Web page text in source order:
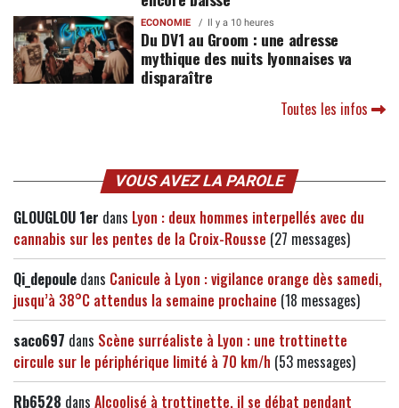
ECONOMIE Il y a 10 heures
Du DV1 au Groom : une adresse
mythique des nuits lyonnaises va
disparaître
Toutes les infos
VOUS AVEZ LA PAROLE
GLOUGLOU 1er dans Lyon : deux hommes interpellés avec du
cannabis sur les pentes de la Croix-Rousse (27 messages)
Qi_depoule dans Canicule à Lyon : vigilance orange dès samedi,
jusqu’à 38°C attendus la semaine prochaine (18 messages)
saco697 dans Scène surréaliste à Lyon : une trottinette
circule sur le périphérique limité à 70 km/h (53 messages)
Rb6528 dans Alcoolisé à trottinette, il se débat pendant